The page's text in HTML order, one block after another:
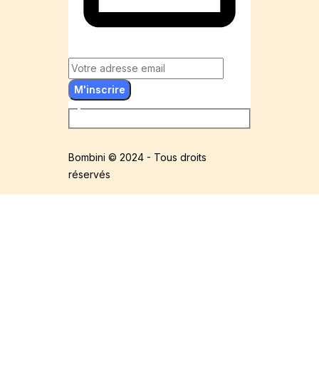
M'inscrire
Bombini © 2024 - Tous droits
réservés